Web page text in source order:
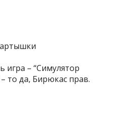
игра – “Симулятор
то да, Бирюкас прав.